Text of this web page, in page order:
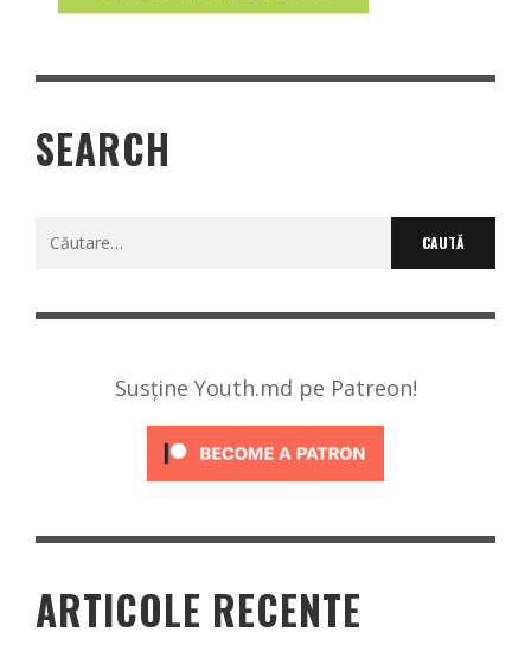
SEARCH
Susține Youth.md pe Patreon!
ARTICOLE RECENTE